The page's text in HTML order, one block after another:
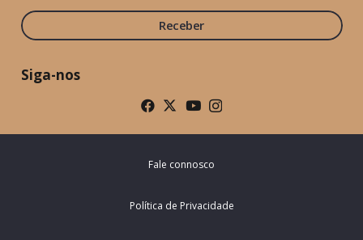
Receber
Siga-nos
Fale connosco
Política de Privacidade